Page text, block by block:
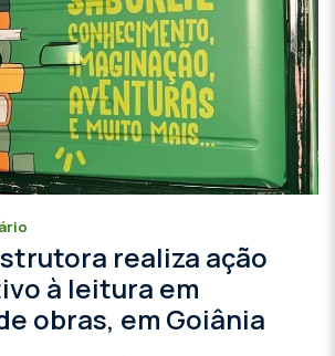
realiza ação
à leitura em
obras, em Goiânia